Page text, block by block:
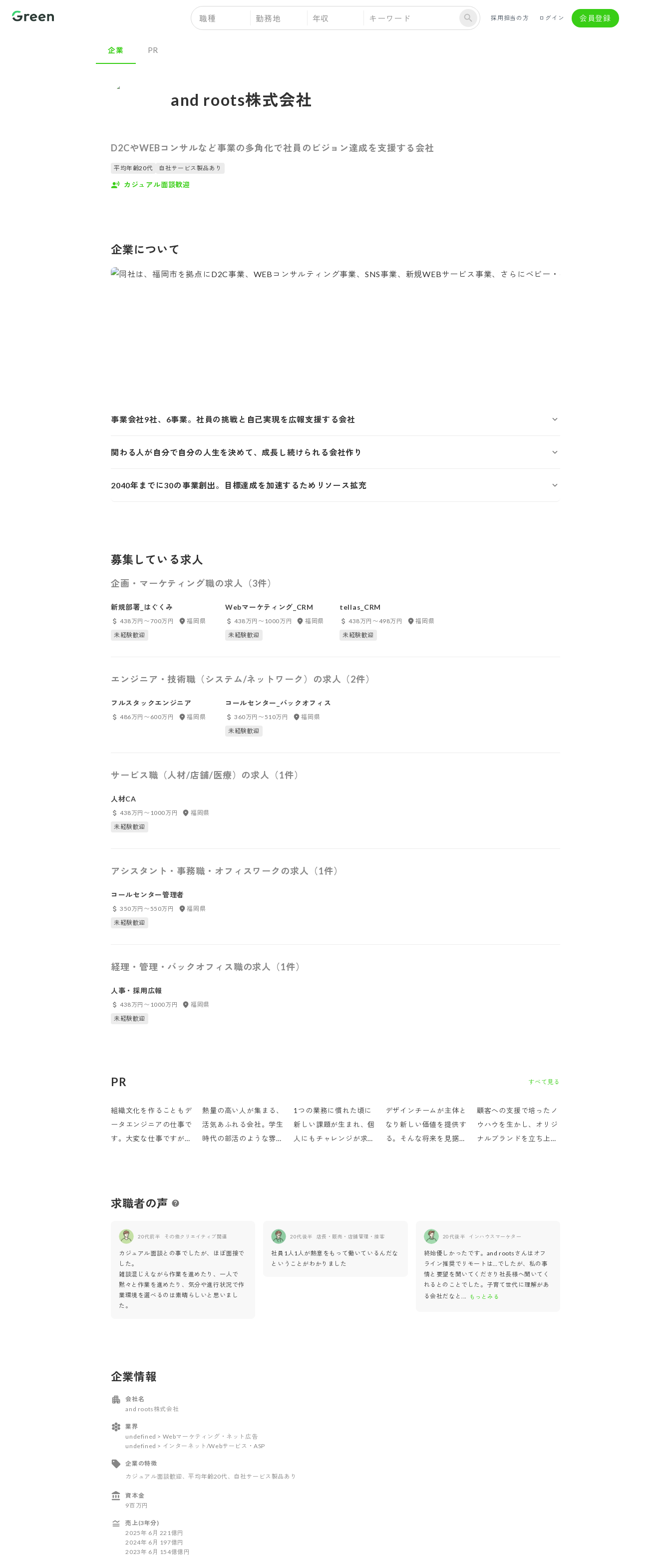
職種 勤務地 年収 採用担当の方 ログイン 会員登録
企業 PR
and roots株式会社
D2CやWEBコンサルなど事業の多角化で社員のビジョン達成を支援する会社
平均年齢20代 自社サービス製品あり
カジュアル面談歓迎
企業について
事業会社9社、6事業。社員の挑戦と自己実現を広報支援する会社
関わる人が自分で自分の人生を決めて、成長し続けられる会社作り
2040年までに30の事業創出。目標達成を加速するためリソース拡充
募集している求人
企画・マーケティング職の求人（3件）
新規部署_はぐくみ
438万円〜700万円
福岡県
未経験歓迎
Webマーケティング_CRM
438万円〜1000万円
福岡県
未経験歓迎
tellas_CRM
438万円〜498万円
福岡県
未経験歓迎
エンジニア・技術職（システム/ネットワーク）の求人（2件）
フルスタックエンジニア
486万円〜600万円 福岡県
コールセンター_バックオフィス
360万円〜510万円
福岡県
未経験歓迎
サービス職（人材/店舗/医療）の求人（1件）
人材CA
438万円〜1000万円
福岡県
未経験歓迎
アシスタント・事務職・オフィスワークの求人（1件）
コールセンター管理者
350万円〜550万円
福岡県
未経験歓迎
経理・管理・バックオフィス職の求人（1件）
人事・採用広報
438万円〜1000万円
福岡県
未経験歓迎
PR すべて見る
組織文化を作ることもデ
ータエンジニアの仕事で
す。大変な仕事ですが、
熱量の高い人が集まる、
活気あふれる会社。学生
時代の部活のような雰囲
1つの業務に慣れた頃に
新しい課題が生まれ、個
人にもチャレンジが求め
デザインチームが主体と
なり新しい価値を提供す
る。そんな将来を見据え
顧客への支援で培ったノ
ウハウを生かし、オリジ
ナルブランドを立ち上げ
求職者の声
20代前半 その他クリエイティブ関連
カジュアル面談との事でしたが、ほぼ面接で
した。
雑談混じえながら作業を進めたり、一人で
黙々と作業を進めたり、気分や進行状況で作
業環境を選べるのは素晴らしいと思いまし
た。
20代後半 店長・販売・店舗管理・接客
社員1人1人が熱意をもって働いているんだな
ということがわかりました
20代後半 インハウスマーケター
終始優しかったです。and rootsさんはオフ
ライン推奨でリモートは…でしたが、私の事
情と要望を聞いてくださり社長様へ聞いてく
れるとのことでした。子育て世代に理解があ
る会社だなと... もっとみる
企業情報
会社名
and roots株式会社
業界
undefined > Webマーケティング・ネット広告
undefined > インターネット/Webサービス・ASP
企業の特徴
カジュアル面談歓迎、平均年齢20代、自社サービス製品あり
資本金
9百万円
売上(3年分)
2025年 6月 221億円
2024年 6月 197億円
2023年 6月 154億億円